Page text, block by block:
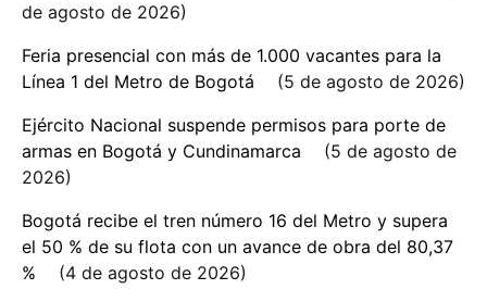
de agosto de 2026
Feria presencial con más de 1.000 vacantes para la
Línea 1 del Metro de Bogotá
5 de agosto de 2026
Ejército Nacional suspende permisos para porte de
armas en Bogotá y Cundinamarca
5 de agosto de
2026
Bogotá recibe el tren número 16 del Metro y supera
el 50 % de su flota con un avance de obra del 80,37
%
4 de agosto de 2026